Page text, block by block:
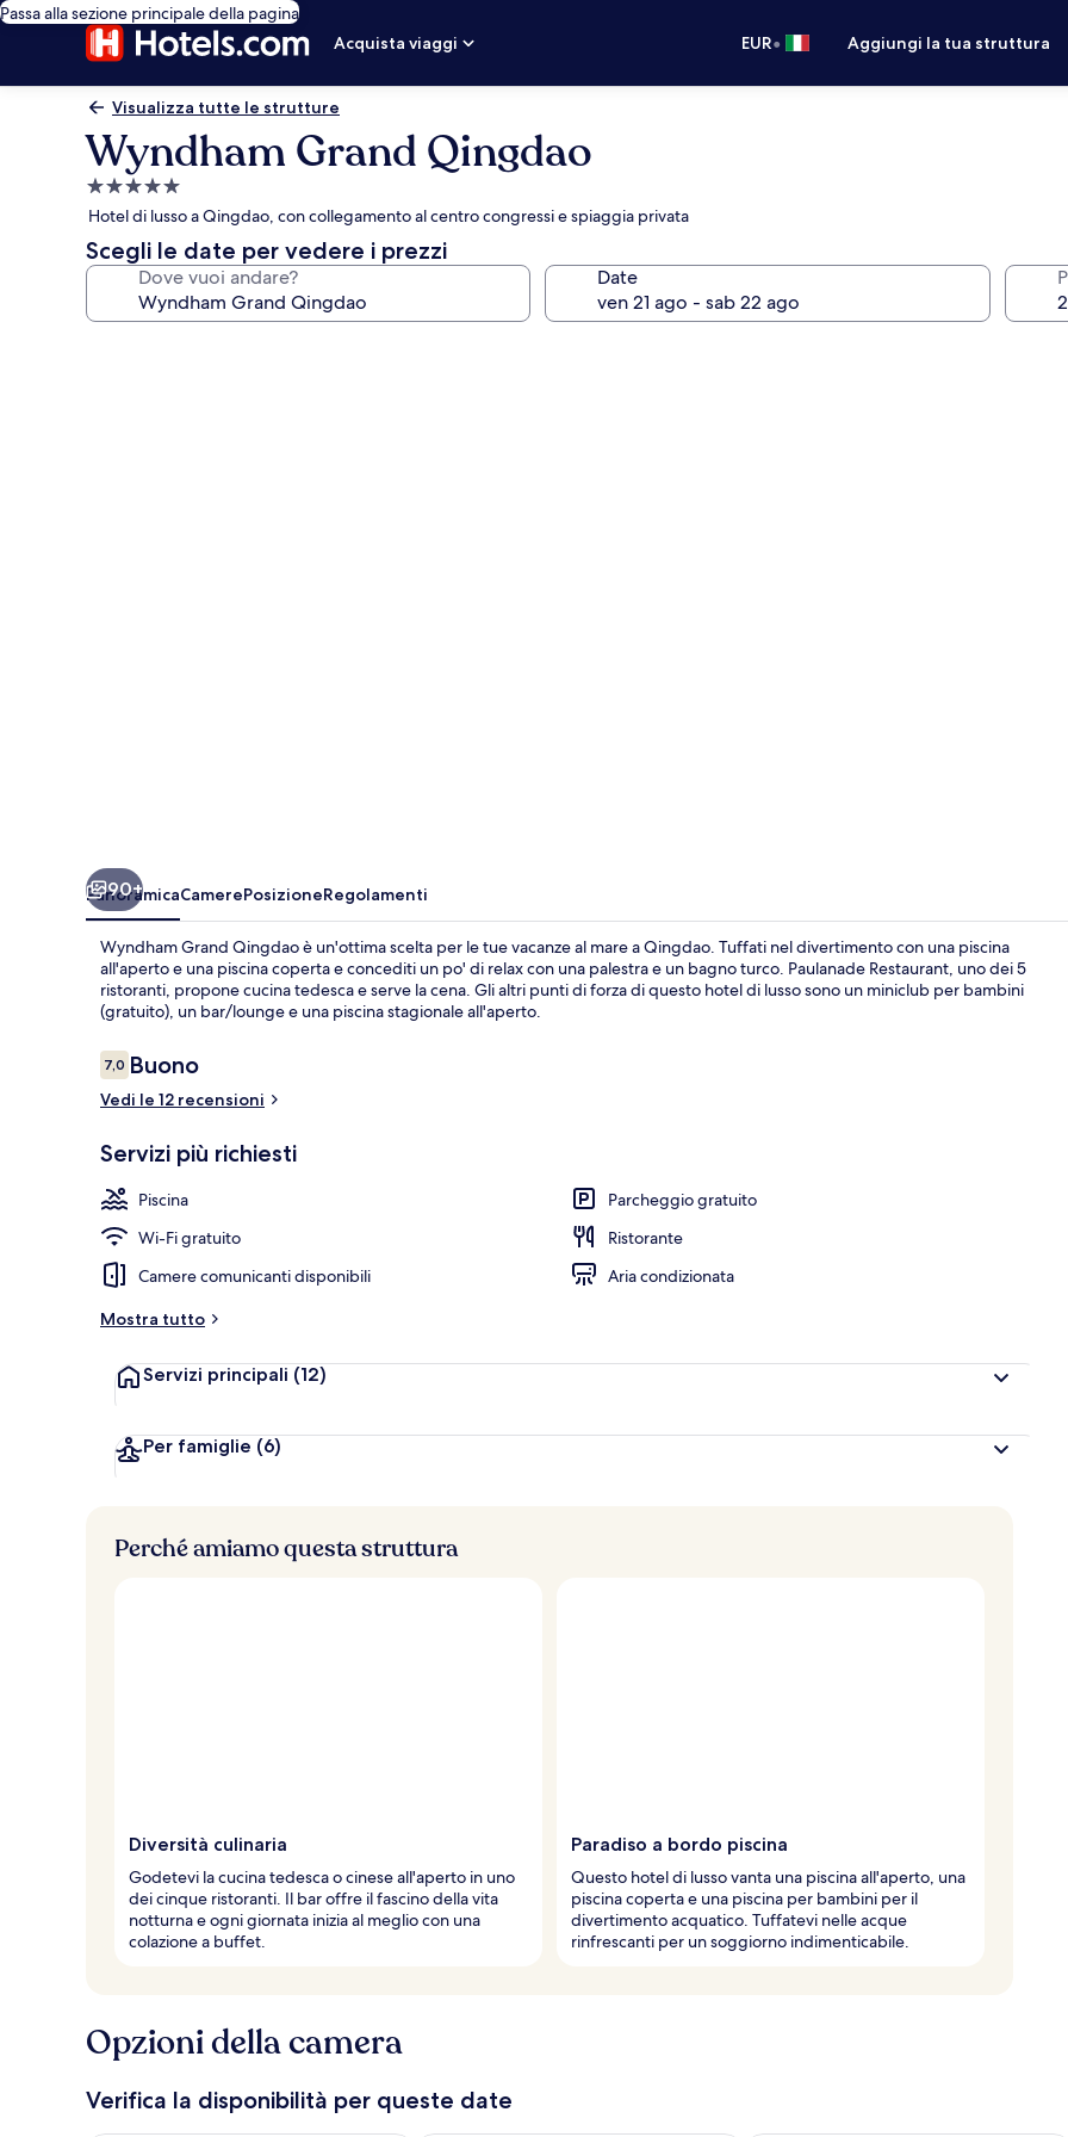
Passa alla sezione principale della pagina
Acquista viaggi
EUR• Aggiungi la tua struttura
Visualizza tutte le strutture
Wyndham Grand Qingdao
Struttura
a
5.0
stelle
Hotel di lusso a Qingdao, con collegamento al centro congressi e spiaggia privata
Scegli le date per vedere i prezzi
Dove vuoi andare? Date
90+
PanoramicaCamerePosizioneRegolamenti
Wyndham Grand Qingdao è un'ottima scelta per le tue vacanze al mare a Qingdao. Tuffati nel divertimento con una piscina
all'aperto e una piscina coperta e concediti un po' di relax con una palestra e un bagno turco. Paulanade Restaurant, uno dei 5
ristoranti, propone cucina tedesca e serve la cena. Gli altri punti di forza di questo hotel di lusso sono un miniclub per bambini
(gratuito), un bar/lounge e una piscina stagionale all'aperto.
Recensioni
7,07,0 su 10
Buono
Vedi le 12 recensioni
Servizi più richiesti
Piscina
Parcheggio gratuito
Wi-Fi gratuito
Ristorante
Camere comunicanti disponibili
Aria condizionata
Mostra tutto
Servizi principali (12)
Per famiglie (6)
Perché amiamo questa struttura
Diversità culinaria
Godetevi la cucina tedesca o cinese all'aperto in uno
dei cinque ristoranti. Il bar offre il fascino della vita
notturna e ogni giornata inizia al meglio con una
colazione a buffet.
Paradiso a bordo piscina
Questo hotel di lusso vanta una piscina all'aperto, una
piscina coperta e una piscina per bambini per il
divertimento acquatico. Tuffatevi nelle acque
rinfrescanti per un soggiorno indimenticabile.
Opzioni della camera
Verifica la disponibilità per queste date